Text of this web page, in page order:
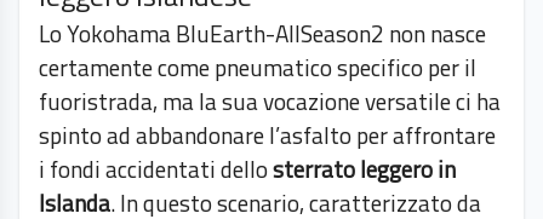
Lo Yokohama BluEarth-AllSeason2 non nasce
certamente come pneumatico specifico per il
fuoristrada, ma la sua vocazione versatile ci ha
spinto ad abbandonare l’asfalto per affrontare
i fondi accidentati dellosterrato leggero in
Islanda. In questo scenario, caratterizzato da